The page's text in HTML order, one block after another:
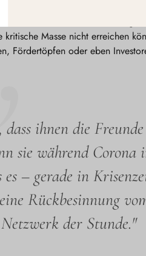
Masse nicht erreichen
Fördertöpfen oder eben
ihnen die
sie während Corona
– gerade in
Rückbesinnung
der Stunde."